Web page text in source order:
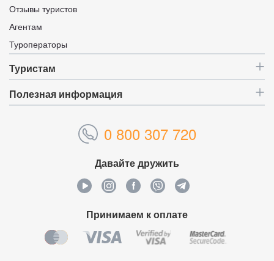
Отзывы туристов
Агентам
Туроператоры
Туристам
Полезная информация
0 800 307 720
Давайте дружить
Принимаем к оплате